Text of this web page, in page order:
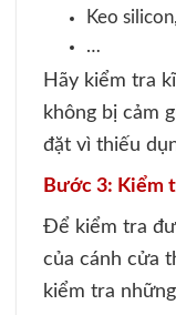
Keo
…
Hãy kiểm tra
không bị cảm
đặt vì thiếu
Bước 3: Kiểm
Để kiểm tra
của cánh cửa
kiểm tra